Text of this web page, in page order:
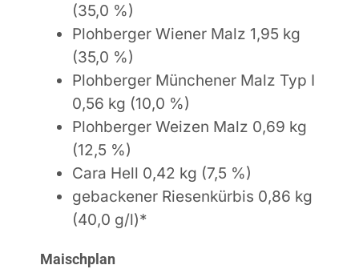
(35,0 %)
Plohberger Wiener Malz 1,95 kg
(35,0 %)
Plohberger Münchener Malz Typ I
0,56 kg (10,0 %)
Plohberger Weizen Malz 0,69 kg
(12,5 %)
Cara Hell 0,42 kg (7,5 %)
gebackener Riesenkürbis 0,86 kg
(40,0 g/l)*
Maischplan